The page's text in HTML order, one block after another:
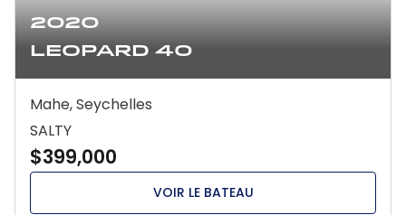
2020
Leopard 40
Mahe, Seychelles
SALTY
$399,000
VOIR LE BATEAU